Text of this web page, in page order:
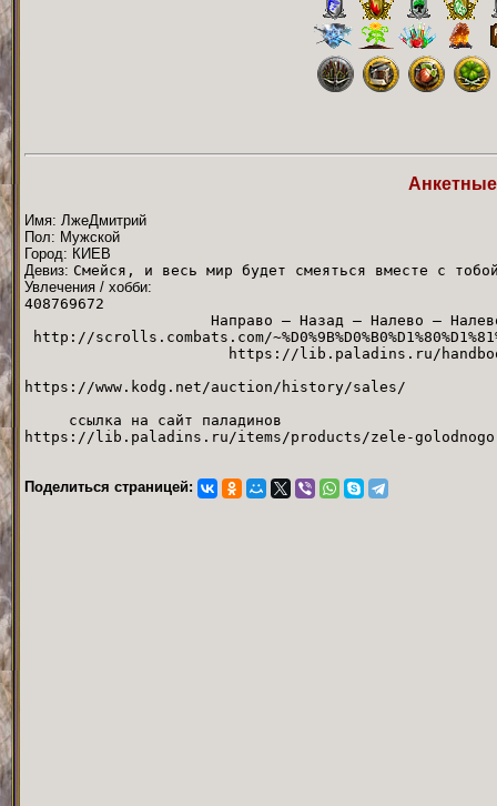
Имя: ЛжеДмитрий
Пол: Мужской
Город: КИЕВ
Девиз: Смейся, и весь мир будет смеяться вместе с
Увлечения / хобби:
408769672
Направо — Назад — Налево — Налево
http://scrolls.combats.com/
https://lib.paladins.ru/
https://www.kodg.net/auction/history/sales/
ссылка на сайт
https://lib.paladins.ru/items/products/zele-
Поделиться страницей: